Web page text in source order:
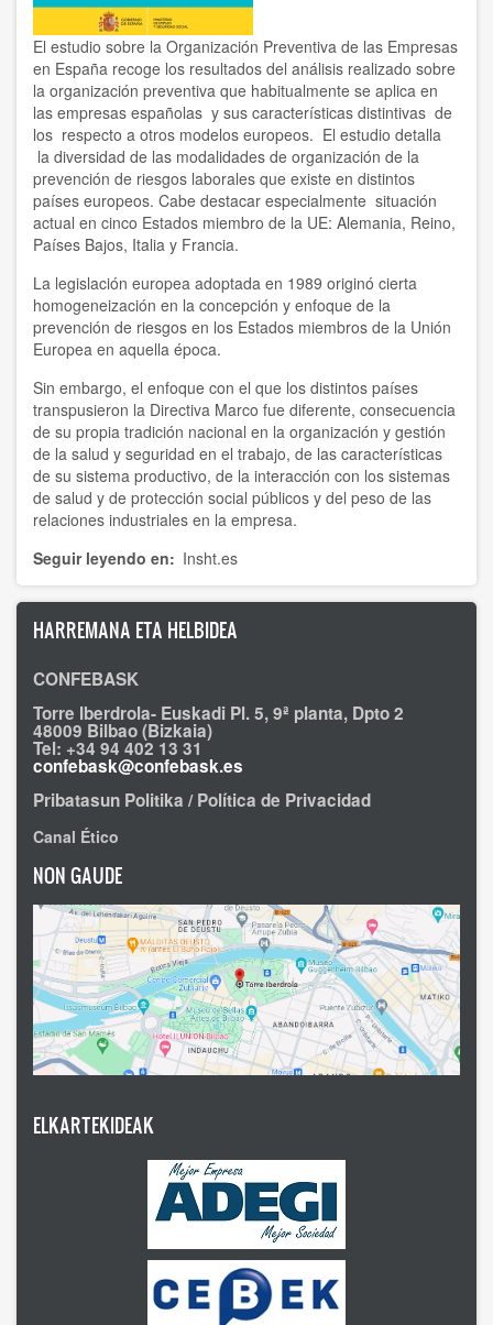
El estudio sobre la Organización Preventiva de las Empresas
en España recoge los resultados del análisis realizado sobre
la organización preventiva que habitualmente se aplica en
las empresas españolas y sus características distintivas de
los respecto a otros modelos europeos. El estudio detalla
la diversidad de las modalidades de organización de la
prevención de riesgos laborales que existe en distintos
países europeos. Cabe destacar especialmente situación
actual en cinco Estados miembro de la UE: Alemania, Reino,
Países Bajos, Italia y Francia.
La legislación europea adoptada en 1989 originó cierta
homogeneización en la concepción y enfoque de la
prevención de riesgos en los Estados miembros de la Unión
Europea en aquella época.
Sin embargo, el enfoque con el que los distintos países
transpusieron la Directiva Marco fue diferente, consecuencia
de su propia tradición nacional en la organización y gestión
de la salud y seguridad en el trabajo, de las características
de su sistema productivo, de la interacción con los sistemas
de salud y de protección social públicos y del peso de las
relaciones industriales en la empresa.
Seguir leyendo en
Insht.es
HARREMANA ETA HELBIDEA
CONFEBASK
Torre Iberdrola- Euskadi Pl. 5, 9ª planta, Dpto 2
48009 Bilbao (Bizkaia)
Tel: +34 94 402 13 31
confebask@confebask.es
Pribatasun Politika / Política de Privacidad
Canal Ético
NON GAUDE
ELKARTEKIDEAK